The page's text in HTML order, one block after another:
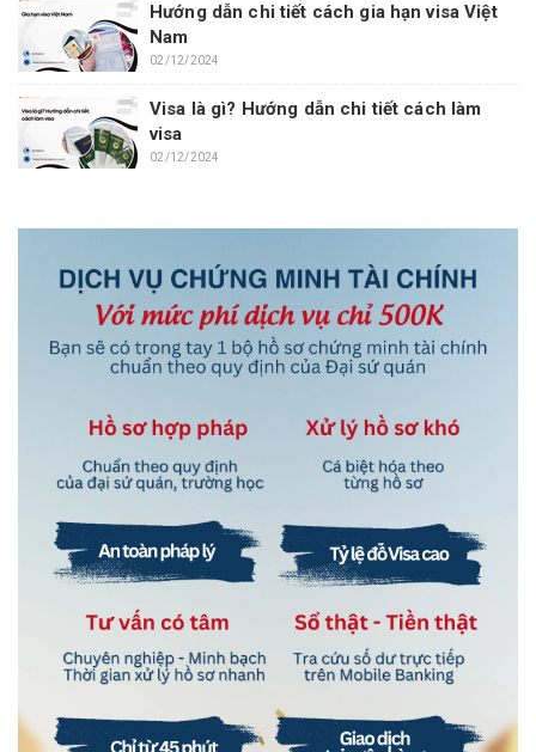
Hướng dẫn chi tiết cách gia hạn visa Việt
Nam
02/12/2024
Visa là gì? Hướng dẫn chi tiết cách làm
visa
02/12/2024